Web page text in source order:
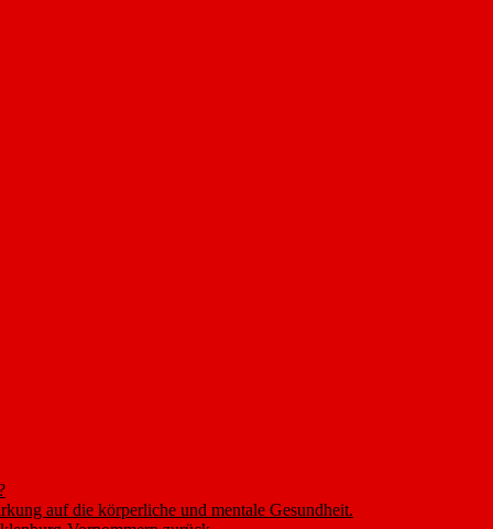
auf die körperliche und mentale Gesundheit.